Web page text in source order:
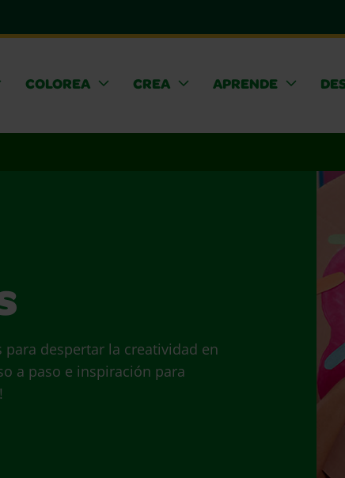
COLOREA CREA APRENDE
para despertar la creatividad en
a paso e inspiración para